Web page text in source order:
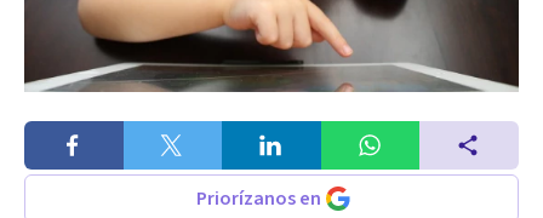
Priorízanos en